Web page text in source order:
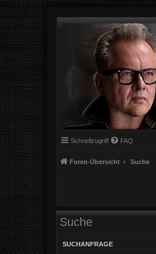
Schnellzugriff FAQ
Foren-Übersicht Suche
Suche
SUCHANFRAGE